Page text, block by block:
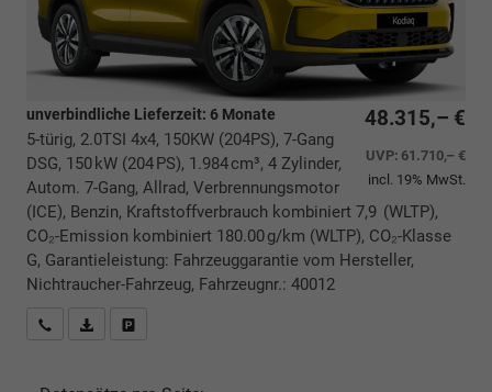
48.315,– €
UVP: 61.710,– €
incl. 19% MwSt.
unverbindliche Lieferzeit: 6 Monate
5-türig, 2.0TSI 4x4, 150KW (204PS), 7-Gang
DSG, 150 kW (204 PS), 1.984 cm³, 4 Zylinder,
Autom. 7-Gang, Allrad, Verbrennungsmotor
(ICE), Benzin, Kraftstoffverbrauch kombiniert 7,9 (WLTP),
CO₂-Emission kombiniert 180.00 g/km (WLTP), CO₂-Klasse
G, Garantieleistung: Fahrzeuggarantie vom Hersteller,
Nichtraucher-Fahrzeug, Fahrzeugnr.: 40012
Rückrufbitte absenden
PDF-Datei, Fahrzeugexposé drucken